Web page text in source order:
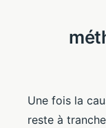
Une fois la
reste à